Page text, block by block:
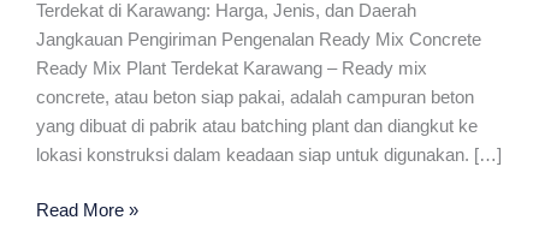
Terdekat di Karawang: Harga, Jenis, dan Daerah
Jangkauan Pengiriman Pengenalan Ready Mix Concrete
Ready Mix Plant Terdekat Karawang – Ready mix
concrete, atau beton siap pakai, adalah campuran beton
yang dibuat di pabrik atau batching plant dan diangkut ke
lokasi konstruksi dalam keadaan siap untuk digunakan. […]
Ready
Read More »